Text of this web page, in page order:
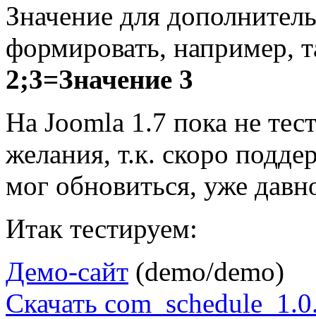
Значение для
формировать, например,
2;3=Значение 3
На Joomla 1.7 пока не
желания, т.к. скоро
мог обновиться, уже
Итак тестируем:
Демо-сайт (demo/demo)
Скачать